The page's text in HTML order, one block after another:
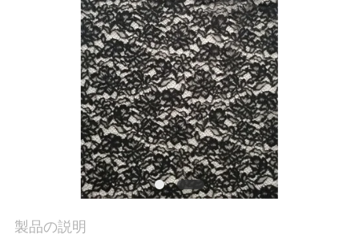
ニ
製品の説明